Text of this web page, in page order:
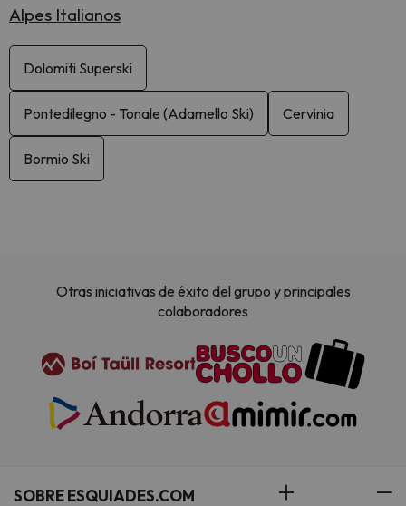
Alpes Italianos
Dolomiti Superski
Pontedilegno - Tonale (Adamello Ski) Cervinia
Bormio Ski
Otras iniciativas de éxito del grupo y principales
colaboradores
SOBRE ESQUIADES.COM